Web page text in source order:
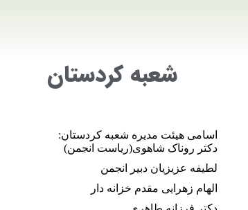
شعبه کردستان
اسامی هیئت مدیره شعبه کردستان:
دکتر روناک شاهوی(ریاست انجمن)
لطیفه عزیزیان دبیر انجمن
الهام زهرایی مقدم خزانه دار